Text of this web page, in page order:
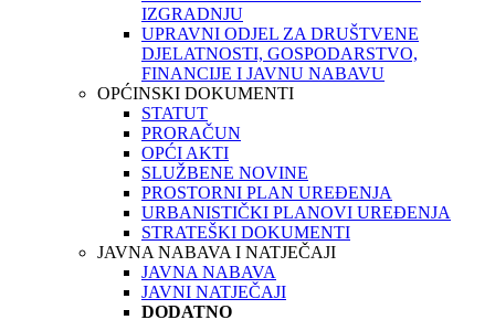
IZGRADNJU
UPRAVNI ODJEL ZA DRUŠTVENE
DJELATNOSTI, GOSPODARSTVO,
FINANCIJE I JAVNU NABAVU
OPĆINSKI DOKUMENTI
STATUT
PRORAČUN
OPĆI AKTI
SLUŽBENE NOVINE
PROSTORNI PLAN UREĐENJA
URBANISTIČKI PLANOVI UREĐENJA
STRATEŠKI DOKUMENTI
JAVNA NABAVA I NATJEČAJI
JAVNA NABAVA
JAVNI NATJEČAJI
DODATNO